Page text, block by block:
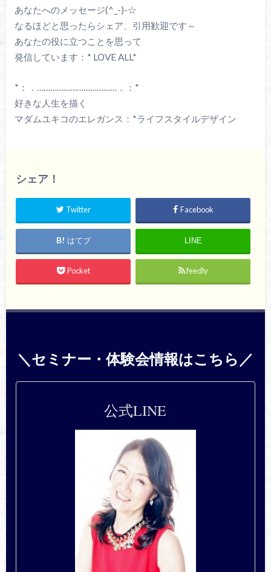
あなたへのメッセージ(^_-)-☆
なるほどと思ったらシェア、引用歓迎です～
あなたの役に立つことを思って
発信しています：* LOVE ALL*
*：．………………………………．：*
好きな人生を描く
マダムユキコのエレガンス：*ライフスタイルデザイン
シェア！
Twitter Facebook
はてブ LINE
Pocket feedly
＼セミナー・体験会情報はこちら／
公式LINE